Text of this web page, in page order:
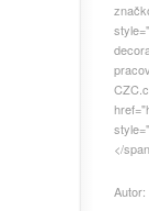
</
Autor: